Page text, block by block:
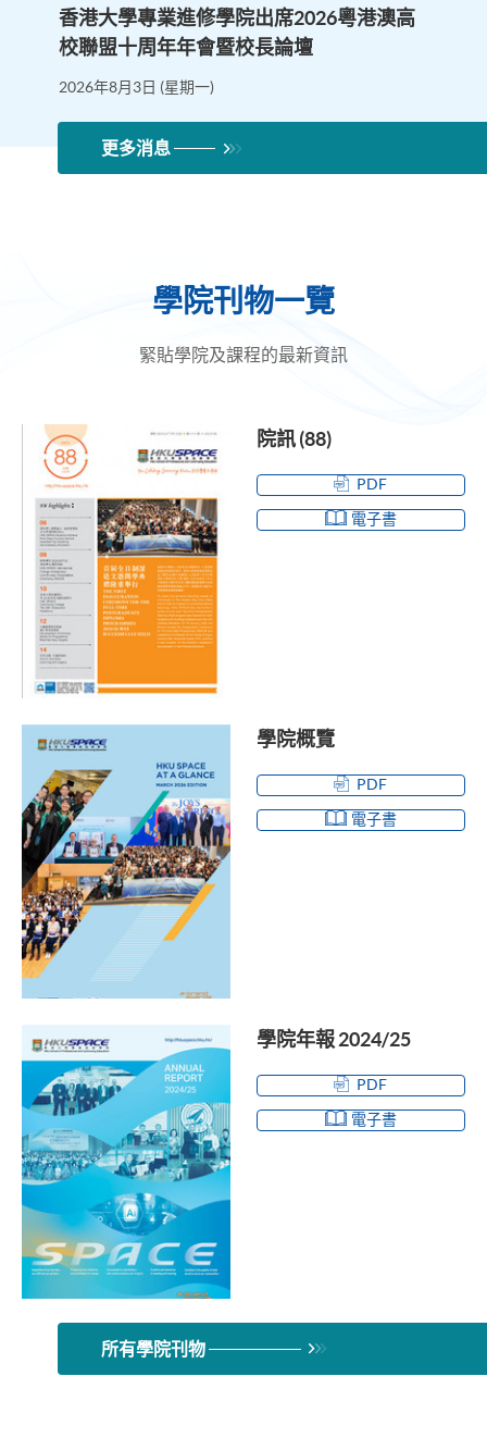
香港大學專業進修學院出席2026粵港澳高
校聯盟十周年年會暨校長論壇
2026年8月3日 (星期一)
更多消息
學院刊物一覽
緊貼學院及課程的最新資訊
院訊 (88)
PDF
電子書
學院概覽
PDF
電子書
學院年報 2024/25
PDF
電子書
所有學院刊物